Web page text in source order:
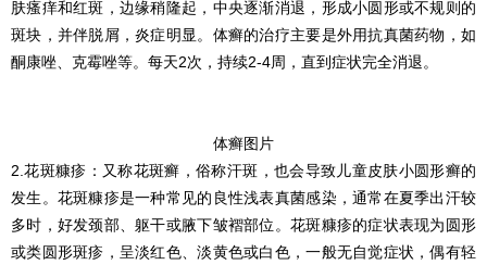
肤瘙痒和红斑，边缘稍隆起，中央逐渐消退，形成小圆形或不规则的
斑块，并伴脱屑，炎症明显。体癣的治疗主要是外用抗真菌药物，如
酮康唑、克霉唑等。每天2次，持续2-4周，直到症状完全消退。
体癣图片
2.花斑糠疹：又称花斑癣，俗称汗斑，也会导致儿童皮肤小圆形癣的
发生。花斑糠疹是一种常见的良性浅表真菌感染，通常在夏季出汗较
多时，好发颈部、躯干或腋下皱褶部位。花斑糠疹的症状表现为圆形
或类圆形斑疹，呈淡红色、淡黄色或白色，一般无自觉症状，偶有轻